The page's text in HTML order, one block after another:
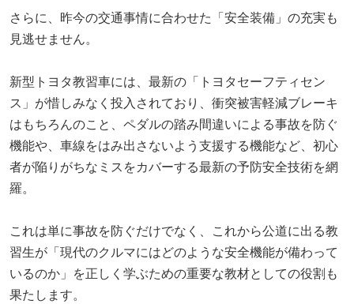
さらに、昨今の交通事情に合わせた「安全装備」の充実も
見逃せません。
新型トヨタ教習車には、最新の「トヨタセーフティセン
ス」が惜しみなく投入されており、衝突被害軽減ブレーキ
はもちろんのこと、ペダルの踏み間違いによる事故を防ぐ
機能や、車線をはみ出さないよう支援する機能など、初心
者が陥りがちなミスをカバーする最新の予防安全技術を網
羅。
これは単に事故を防ぐだけでなく、これから公道に出る教
習生が「現代のクルマにはどのような安全機能が備わって
いるのか」を正しく学ぶための重要な教材としての役割も
果たします。